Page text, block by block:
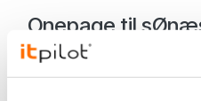
Onepage til
boligområde